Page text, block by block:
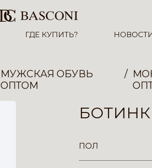
ГДЕ КУПИТЬ?
МУЖСКАЯ ОБУВЬ
ОПТОМ
ПОЛ